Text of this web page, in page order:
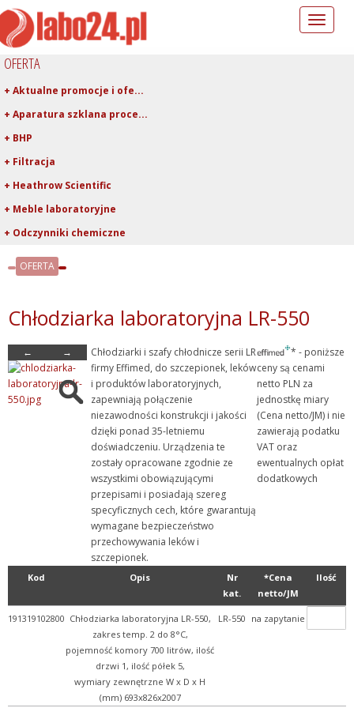
Toggle
OFERTA
+ Aktualne promocje i ofe...
+ Aparatura szklana proce...
+ BHP
+ Filtracja
+ Heathrow Scientific
+ Meble laboratoryjne
+ Odczynniki chemiczne
+ Pipetowanie i dawkowani...
+ Plastiki laboratoryjne
+ Rury, pręty, kapilary ...
+ Szkło kwarcowe
+ Szkło laboratoryjne
+ Termometry / Areometry
+ Urządzenia laboratoryj...
+ WPL - produkcja
+ Wyroby metalowe
+ Wyroby z gumy, drewna, ...
+ Z przymrużeniem oka
OFERTA
Chłodziarka laboratoryjna LR-550
← →
Chłodziarki i szafy chłodnicze serii LR
firmy Effimed, do szczepionek, leków
i produktów laboratoryjnych,
zapewniają połączenie
niezawodności konstrukcji i jakości
dzięki ponad 35-letniemu
doświadczeniu. Urządzenia te
zostały opracowane zgodnie ze
wszystkimi obowiązującymi
przepisami i posiadają szereg
specyficznych cech, które gwarantują
wymagane bezpieczeństwo
przechowywania leków i
szczepionek.
* - poniższe
ceny są cenami
netto PLN za
jednostkę miary
(Cena netto/JM) i nie
zawierają podatku
VAT oraz
ewentualnych opłat
dodatkowych
Kod Opis
Nr
kat.
*Cena
netto/JM
Ilość
191319102800 Chłodziarka laboratoryjna LR-550,
zakres temp. 2 do 8°C,
pojemność komory 700 litrów, ilość
drzwi 1, ilość półek 5,
wymiary zewnętrzne W x D x H
(mm) 693x826x2007
LR-550 na zapytanie